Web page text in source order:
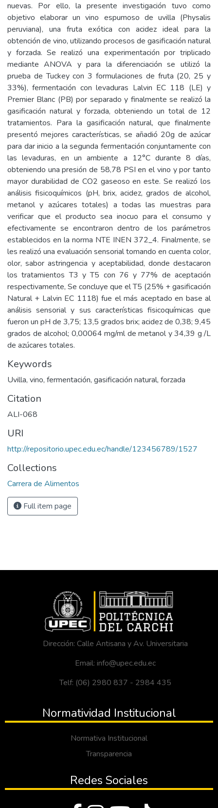
nuevas. Por ello, la presente investigación tuvo como
objetivo elaborar un vino espumoso de uvilla (Physalis
peruviana), una fruta exótica con acidez ideal para la
obtención de vino, utilizando procesos de gasificación natural
y forzada. Se realizó una experimentación por triplicado
mediante ANOVA y para la diferenciación se utilizó la
prueba de Tuckey con 3 formulaciones de fruta (20, 25 y
33%), fermentación con levaduras Lalvin EC 118 (LE) y
Premier Blanc (PB) por separado y finalmente se realizó la
gasificación natural y forzada, obteniendo un total de 12
tratamientos. Para la gasificación natural, que finalmente
presentó mejores características, se añadió 20g de azúcar
para dar inicio a la segunda fermentación conjuntamente con
las levaduras, en un ambiente a 12°C durante 8 días,
obteniendo una presión de 58,78 PSI en el vino y por tanto
mayor durabilidad de CO2 gaseoso en este. Se realizó los
análisis fisicoquímicos (pH, brix, acidez, grados de alcohol,
metanol y azúcares totales) a todas las muestras para
verificar que el producto sea inocuo para el consumo y
efectivamente se encontraron dentro de los parámetros
establecidos en la norma NTE INEN 372_4. Finalmente, se
les realizó una evaluación sensorial tomando en cuenta color,
olor, sabor astringencia y aceptabilidad, donde destacaron
los tratamientos T3 y T5 con 76 y 77% de aceptación
respectivamente, Se concluye que el T5 (25% + gasificación
Natural + Lalvin EC 1118) fue el más aceptado en base al
análisis sensorial y sus características fisicoquímicas que
fueron un pH de 3,75; 13,5 grados brix; acidez de 0,38; 9,45
grados de alcohol; 0,00064 mg/ml de metanol y 34,39 g /L
de azúcares totales.
Keywords
Uvilla, vino, fermentación, gasificación natural, forzada
Citation
ALI-068
URI
http://repositorio.upec.edu.ec/handle/123456789/1527
Collections
Carrera de Alimentos
Full item page
Dirección: Calle Antisana y Av. Universitaria
Email: info@upec.edu.ec
Telf: (06) 2980 837 - 2984 435
Normatividad Institucional
Normativa Institucional
Transparencia
Redes Sociales